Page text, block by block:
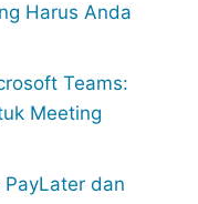
Harus Anda
Teams:
Meeting
PayLater dan